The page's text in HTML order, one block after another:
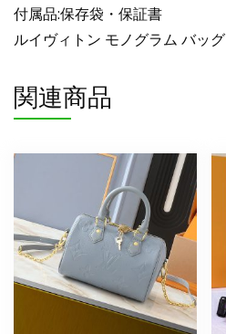
付属品:保存袋・保証書
ルイヴィトン モノグラム バッグ
関連商品